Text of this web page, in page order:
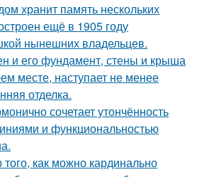
хранит память нескольких
ещё в 1905 году
нынешних владельцев.
и его фундамент, стены и крыша
месте, наступает не менее
отделка.
сочетает утончённость
и функциональностью
как можно кардинально